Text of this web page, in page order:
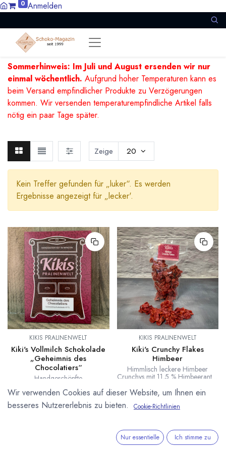
0 Anmelden
Sommerhinweis: Im Juli und August ersenden wir nur
einmal wöchentlich. Aufgrund hoher Temperaturen kann es
beim Versand empfindlicher Produkte zu Verzögerungen
kommen. Wir versenden temperaturempfindliche Artikel falls
nötig ein paar Tage später.
Zeige 20
Kein Treffer gefunden für „luker“. Es werden
Ergebnisse angezeigt für „lecker'.
KIKIS PRALINENWELT
Kiki's Vollmilch Schokolade
„Geheimnis des
Chocolatiers“
Handgeschöpfte
Pralinenwelt mit geheimer
Gewürzmischung. Tafel 75g
KIKIS PRALINENWELT
Kiki's Crunchy Flakes
Himbeer
Himmlisch leckere Himbeer
Crunchys mit 11,5 % Himbeeranteil
Himbeer Crunchys verwenden wir
die Inspiration Himbeer von
Valrhona. Super fruchtig und
Wir verwenden Cookies auf dieser Website, um Ihnen ein
besseres Nutzererlebnis zu bieten.
Cookie-Richtlinien
Nur essentielle Ich stimme zu